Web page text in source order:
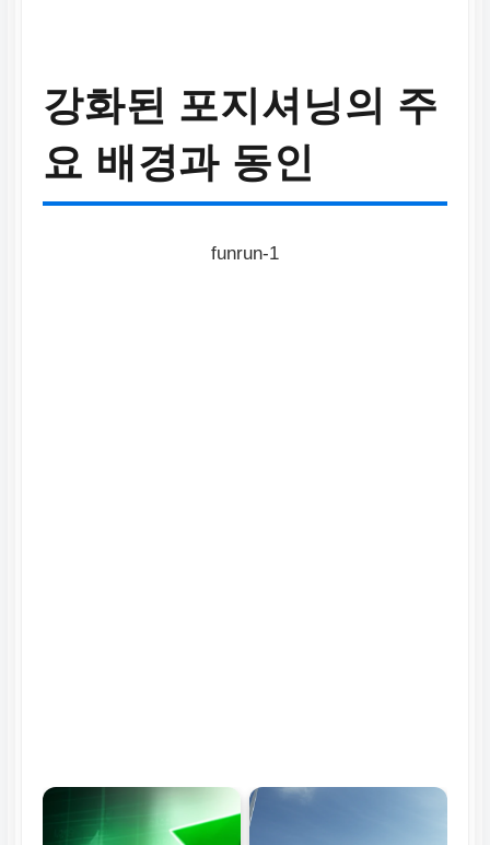
강화된 포지셔닝의 주
요 배경과 동인
funrun-1